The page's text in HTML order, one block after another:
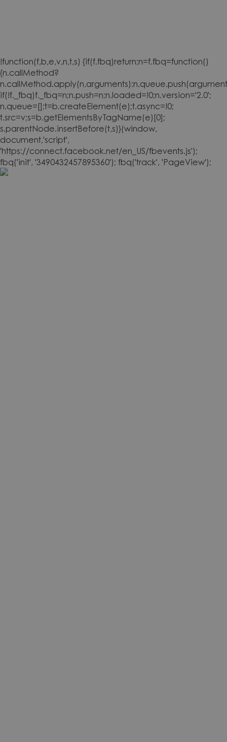
!function(f,b,e,v,n,t,s) {if(f.fbq)return;n=f.fbq=function()
{n.callMethod?
if(!f._fbq)f._fbq=n;n.push=n;n.loaded=!0;n.version='2.0';
n.queue=[];t=b.createElement(e);t.async=!0;
t.src=v;s=b.getElementsByTagName(e)[0];
s.parentNode.insertBefore(t,s)}(window,
document,'script',
'https://connect.facebook.net/en_US/fbevents.js');
fbq('init', '3490432457895360'); fbq('track', 'PageView');